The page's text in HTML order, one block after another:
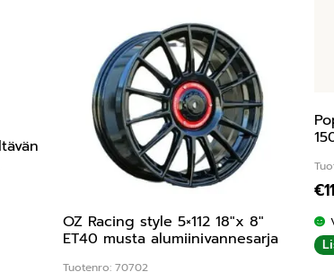
OZ Racing style 5×112 18″x 8″
ET40 musta alumiinivannesarja
Tuotenro: 70702
€